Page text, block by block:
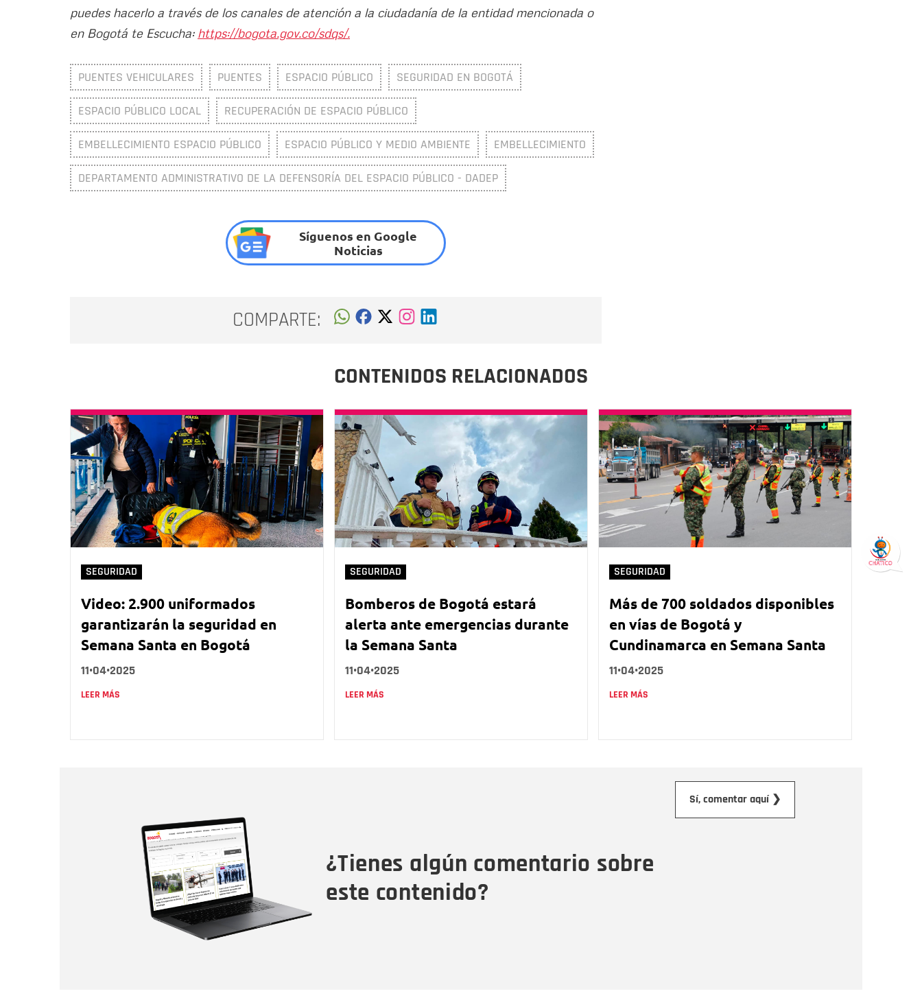
puedes hacerlo a través de los canales de atención a la ciudadanía de la entidad mencionada o
en Bogotá te Escucha: https://bogota.gov.co/sdqs/.
PUENTES VEHICULARES PUENTES ESPACIO PÚBLICO SEGURIDAD EN BOGOTÁ
ESPACIO PÚBLICO LOCAL RECUPERACIÓN DE ESPACIO PÚBLICO
EMBELLECIMIENTO ESPACIO PÚBLICO ESPACIO PÚBLICO Y MEDIO AMBIENTE EMBELLECIMIENTO
DEPARTAMENTO ADMINISTRATIVO DE LA DEFENSORÍA DEL ESPACIO PÚBLICO - DADEP
Síguenos en Google
Noticias
COMPARTE:
CONTENIDOS RELACIONADOS
SEGURIDAD
Video: 2.900 uniformados
garantizarán la seguridad en
Semana Santa en Bogotá
11•04•2025
LEER MÁS
SEGURIDAD
Bomberos de Bogotá estará
alerta ante emergencias durante
la Semana Santa
11•04•2025
LEER MÁS
SEGURIDAD
Más de 700 soldados disponibles
en vías de Bogotá y
Cundinamarca en Semana Santa
11•04•2025
LEER MÁS
¿Tienes algún comentario sobre
este contenido?
Sí, comentar aquí ❯